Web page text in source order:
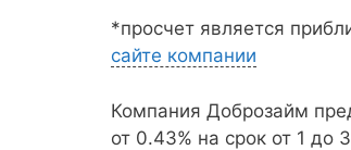
*просчет является
сайте компании
Компания Доброзайм
от 0.43% на срок от 1 до